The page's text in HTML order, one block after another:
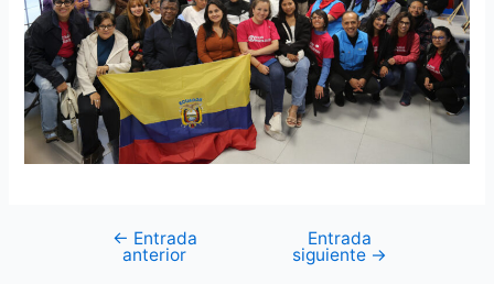
← Entrada
anterior
Entrada
siguiente →